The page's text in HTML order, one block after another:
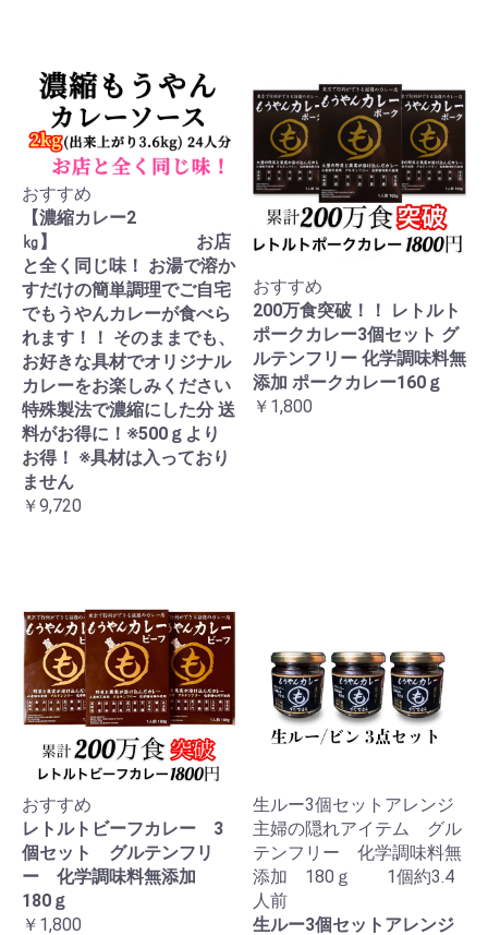
おすすめ
【濃縮カレー2
㎏】 お店
と全く同じ味！ お湯で溶か
すだけの簡単調理でご自宅
でもうやんカレーが食べら
れます！！ そのままでも、
お好きな具材でオリジナル
カレーをお楽しみください
特殊製法で濃縮にした分 送
料がお得に！※500ｇより
お得！ ※具材は入っており
ません
￥9,720
おすすめ
200万食突破！！ レトルト
ポークカレー3個セット グ
ルテンフリー 化学調味料無
添加 ポークカレー160ｇ
￥1,800
おすすめ
レトルトビーフカレー 3
個セット グルテンフリ
ー 化学調味料無添加
180ｇ
￥1,800
生ルー3個セットアレンジ
主婦の隠れアイテム グル
テンフリー 化学調味料無
添加 180ｇ 1個約3.4
人前
生ルー3個セットアレンジ